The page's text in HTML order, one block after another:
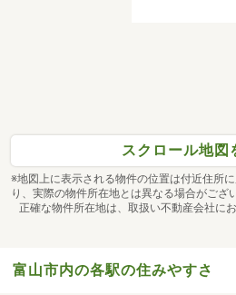
スクロール地図
※地図上に表示される物件の位置は付近住所
り、実際の物件所在地とは異なる場合がござ
正確な物件所在地は、取扱い不動産会社に
富山市内の各駅の住みやすさ